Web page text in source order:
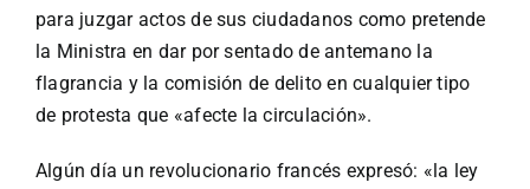
para juzgar actos de sus ciudadanos como pretende
la Ministra en dar por sentado de antemano la
flagrancia y la comisión de delito en cualquier tipo
de protesta que «afecte la circulación».
Algún día un revolucionario francés expresó: «la ley